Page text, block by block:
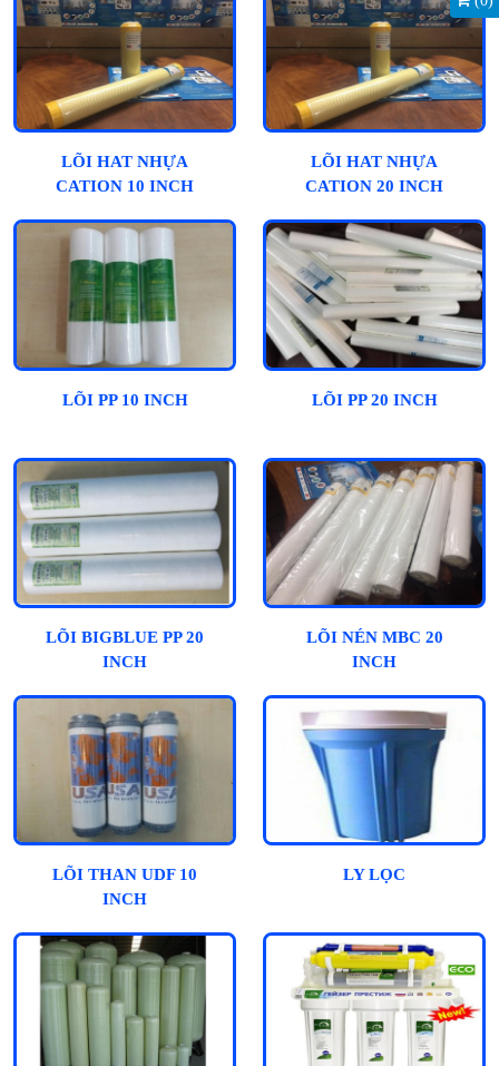
LÕI HAT NHỰA
CATION 10 INCH
LÕI HAT NHỰA
CATION 20 INCH
LÕI PP 10 INCH LÕI PP 20 INCH
LÕI BIGBLUE PP 20
INCH
LÕI NÉN MBC 20
INCH
LÕI THAN UDF 10
INCH
LY LỌC